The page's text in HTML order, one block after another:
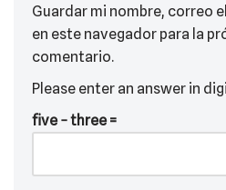
Guardar mi nombre, correo
en este navegador para la
comentario.
Please enter an answer in
five − three =